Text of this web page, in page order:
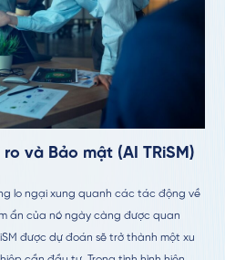
và Bảo mật (AI TRiSM)
lo ngại xung quanh các tác động về
ẩn của nó ngày càng được quan
được dự đoán sẽ trở thành một xu